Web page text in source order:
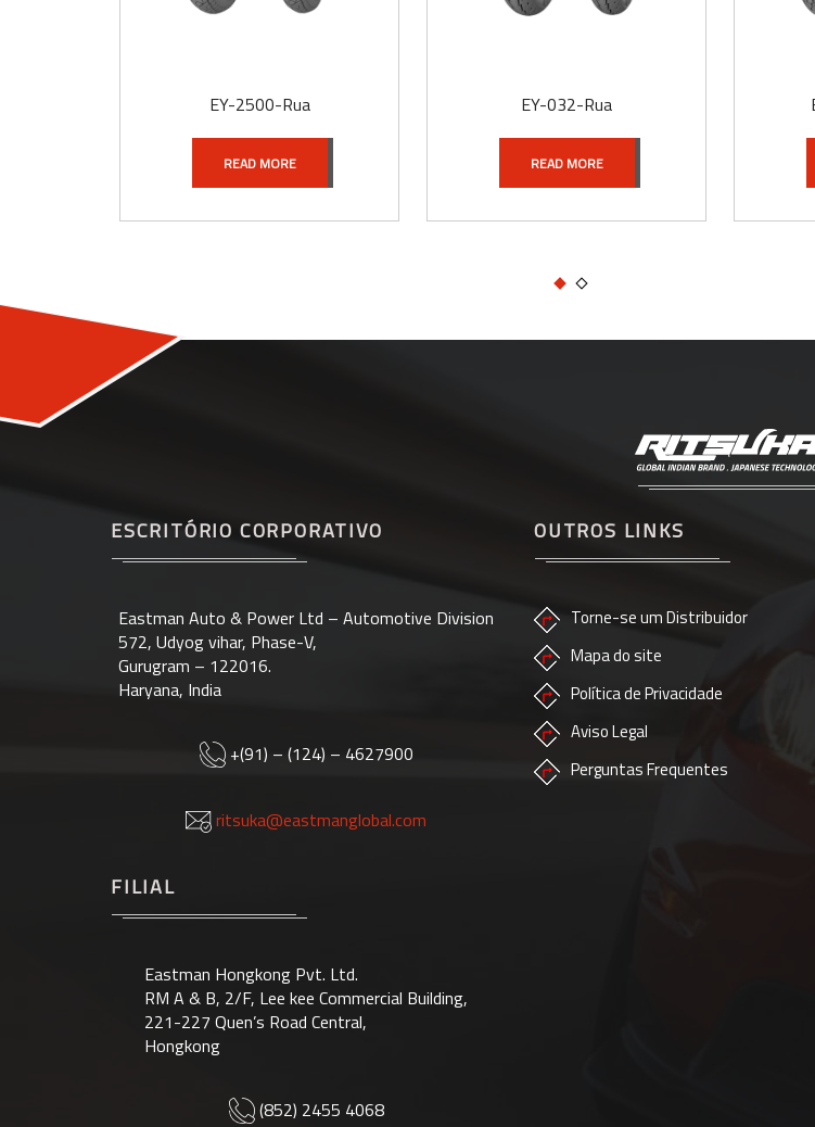
EY-032-Rua
READ MORE
EM-05-Mototaxi
READ MORE
ESCRITÓRIO CORPORATIVO
Eastman Auto & Power Ltd – Automotive Division
572, Udyog vihar, Phase-V,
Gurugram – 122016.
Haryana, India
+(91) – (124) – 4627900
ritsuka@eastmanglobal.com
FILIAL
Eastman Hongkong Pvt. Ltd.
RM A & B, 2/F, Lee kee Commercial Building,
221-227 Quen’s Road Central,
Hongkong
(852) 2455 4068
OUTROS LINKS
Torne-se um Distribuidor
Mapa do site
Política de Privacidade
Aviso Legal
Perguntas Frequentes